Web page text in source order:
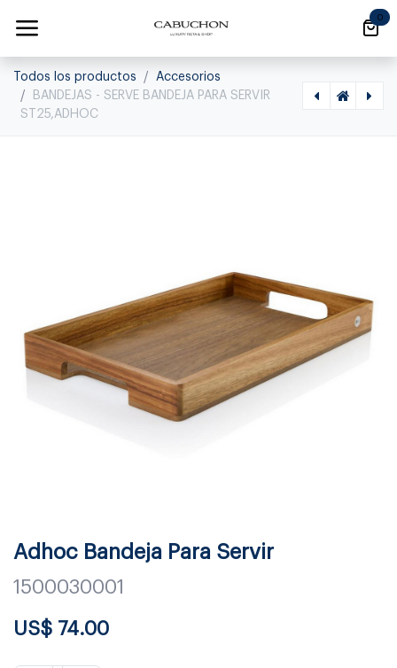
0
Todos los productos
Accesorios
BANDEJAS - SERVE BANDEJA PARA SERVIR
ST25,ADHOC
Adhoc Bandeja Para Servir
1500030001
US$ 74.00